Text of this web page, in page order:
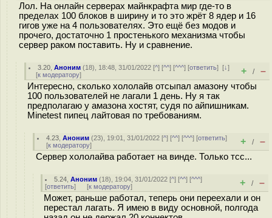
Лол. На онлайн серверах майнкрафта мир где-то в
пределах 100 блоков в ширину и то это жрёт 8 ядер и 16
гигов уже на 4 пользователях. Это ещё без модов и
прочего, достаточно 1 простенького механизма чтобы
сервер раком поставить. Ну и сравнение.
3.20 ,Аноним (18), 18:48, 31/01/2022 [^] [^^] [^^^] [ответить][↓]
[к модератору] + / –
Интересно, сколько хололайв отсыпал амазону чтобы
100 пользователей не лагали 1 день. Ну я так
предполагаю у амазона хостят, судя по айпишникам.
Minetest пипец лайтовая по требованиям.
4.23 ,Аноним (23), 19:01, 31/01/2022 [^] [^^] [^^^] [ответить]
[к модератору] + / –
Сервер хололайва работает на винде. Только тсс...
5.24 ,Аноним (18), 19:04, 31/01/2022 [^] [^^] [^^^]
[ответить] [к модератору] + / –
Может, раньше работал, теперь они переехали и он
перестал лагать. Я имею в виду основной, полгода